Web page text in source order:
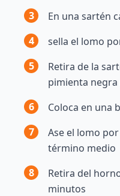
3
En una sartén
4
sella el lomo
5
Retira de la
pimienta
6
Coloca en una
7
Ase el lomo
término medio
8
Retira del
minutos